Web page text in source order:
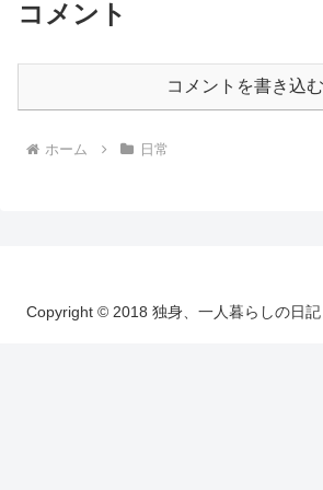
コメント
コメントを書き込む
ホーム 日常
Copyright © 2018 独身、一人暮らしの日記